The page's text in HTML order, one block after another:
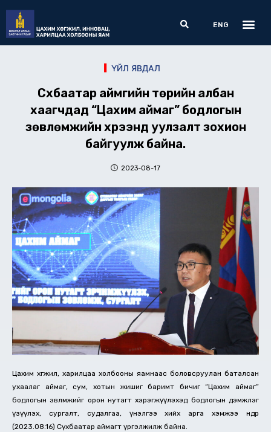
content
Search
ENG
ҮЙЛ ЯВДАЛ
Сүхбаатар аймгийн төрийн албан
хаагчдад “Цахим аймаг” бодлогын
зөвлөмжийн хүрээнд уулзалт зохион
байгуулж байна.
2023-08-17
Цахим хөгжил, харилцаа холбооны яамнаас боловсруулан баталсан
ухаалаг аймаг, сум, хотын жишиг баримт бичиг “Цахим аймаг”
бодлогын зөвлөмжийг орон нутагт хэрэгжүүлэхэд бодлогын дэмжлэг
үзүүлэх, сургалт, судалгаа, үнэлгээ хийх арга хэмжээ өнөөдөр
(2023.08.16) Сүхбаатар аймагт үргэлжилж байна.